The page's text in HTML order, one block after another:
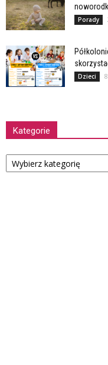
Porady
Dzieci
Kategorie
Kategorie